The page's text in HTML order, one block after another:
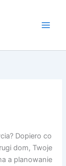
Dopiero co
dom, Twoje
a planowanie